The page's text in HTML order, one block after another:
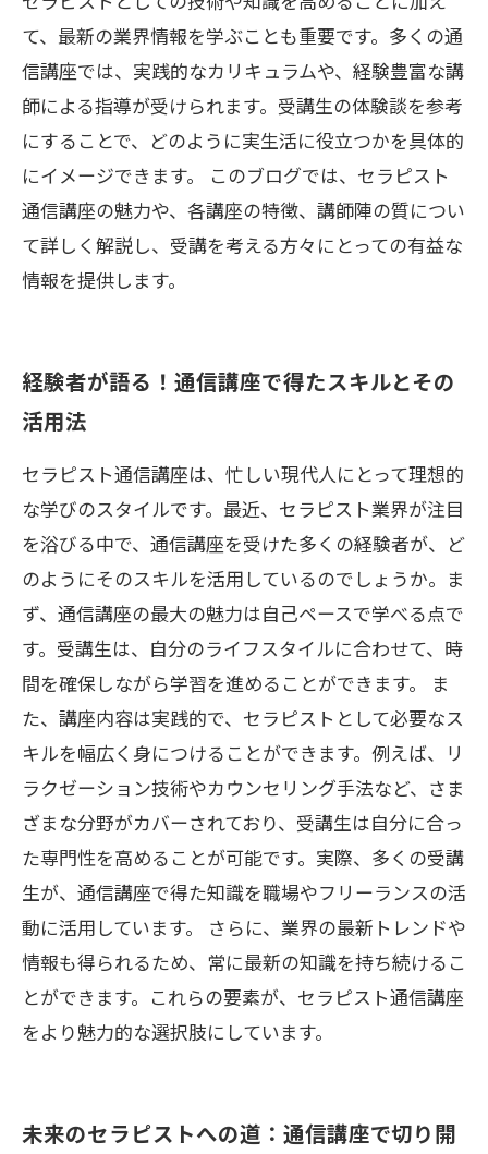
て、最新の業界情報を学ぶことも重要です。多くの通
信講座では、実践的なカリキュラムや、経験豊富な講
師による指導が受けられます。受講生の体験談を参考
にすることで、どのように実生活に役立つかを具体的
にイメージできます。 このブログでは、セラピスト
通信講座の魅力や、各講座の特徴、講師陣の質につい
て詳しく解説し、受講を考える方々にとっての有益な
情報を提供します。
経験者が語る！通信講座で得たスキルとその
活用法
セラピスト通信講座は、忙しい現代人にとって理想的
な学びのスタイルです。最近、セラピスト業界が注目
を浴びる中で、通信講座を受けた多くの経験者が、ど
のようにそのスキルを活用しているのでしょうか。ま
ず、通信講座の最大の魅力は自己ペースで学べる点で
す。受講生は、自分のライフスタイルに合わせて、時
間を確保しながら学習を進めることができます。 ま
た、講座内容は実践的で、セラピストとして必要なス
キルを幅広く身につけることができます。例えば、リ
ラクゼーション技術やカウンセリング手法など、さま
ざまな分野がカバーされており、受講生は自分に合っ
た専門性を高めることが可能です。実際、多くの受講
生が、通信講座で得た知識を職場やフリーランスの活
動に活用しています。 さらに、業界の最新トレンドや
情報も得られるため、常に最新の知識を持ち続けるこ
とができます。これらの要素が、セラピスト通信講座
をより魅力的な選択肢にしています。
未来のセラピストへの道：通信講座で切り開